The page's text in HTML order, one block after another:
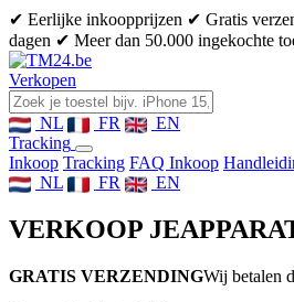
✔ Eerlijke inkoopprijzen ✔ Gratis
dagen ✔ Meer dan 50.000 ingekochte
Verkopen
NL FR
EN
Tracking
Inkoop Tracking FAQ Inkoop
NL
FR EN
VERKOOP JE
GRATIS VERZENDINGWij betalen